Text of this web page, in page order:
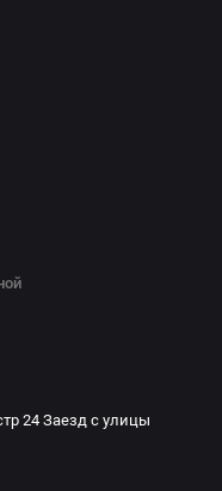
24 Заезд с улицы